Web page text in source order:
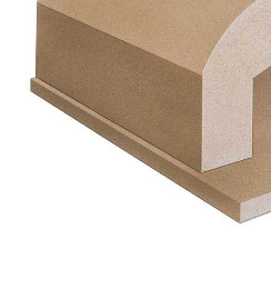
Rührtöpfe mit
Rupfmaschinen
Sämaschinen und
Scheibenpflüge
GreenBay
Greenworks
GRIFO
GVS